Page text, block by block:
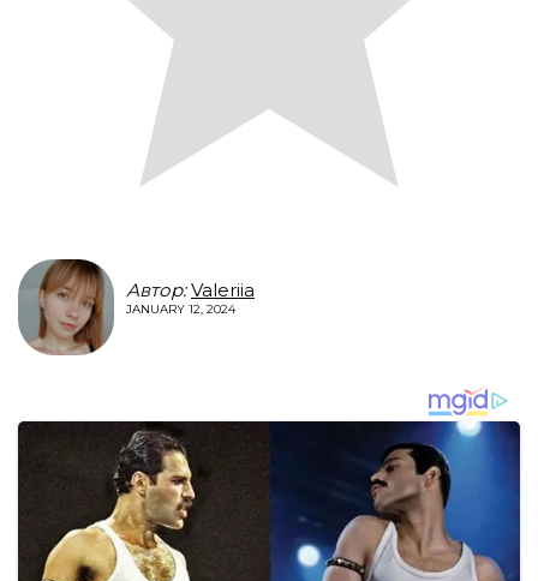
Автор: Valeriia
JANUARY 12, 2024